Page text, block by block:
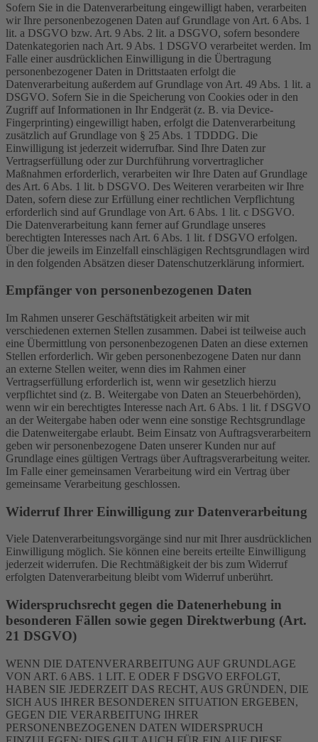
Sofern Sie in die Datenverarbeitung eingewilligt haben, verarbeiten
wir Ihre personenbezogenen Daten auf Grundlage von Art. 6 Abs. 1
lit. a DSGVO bzw. Art. 9 Abs. 2 lit. a DSGVO, sofern besondere
Datenkategorien nach Art. 9 Abs. 1 DSGVO verarbeitet werden. Im
Falle einer ausdrücklichen Einwilligung in die Übertragung
personenbezogener Daten in Drittstaaten erfolgt die
Datenverarbeitung außerdem auf Grundlage von Art. 49 Abs. 1 lit. a
DSGVO. Sofern Sie in die Speicherung von Cookies oder in den
Zugriff auf Informationen in Ihr Endgerät (z. B. via Device-
Fingerprinting) eingewilligt haben, erfolgt die Datenverarbeitung
zusätzlich auf Grundlage von § 25 Abs. 1 TDDDG. Die
Einwilligung ist jederzeit widerrufbar. Sind Ihre Daten zur
Vertragserfüllung oder zur Durchführung vorvertraglicher
Maßnahmen erforderlich, verarbeiten wir Ihre Daten auf Grundlage
des Art. 6 Abs. 1 lit. b DSGVO. Des Weiteren verarbeiten wir Ihre
Daten, sofern diese zur Erfüllung einer rechtlichen Verpflichtung
erforderlich sind auf Grundlage von Art. 6 Abs. 1 lit. c DSGVO.
Die Datenverarbeitung kann ferner auf Grundlage unseres
berechtigten Interesses nach Art. 6 Abs. 1 lit. f DSGVO erfolgen.
Über die jeweils im Einzelfall einschlägigen Rechtsgrundlagen wird
in den folgenden Absätzen dieser Datenschutzerklärung informiert.
Empfänger von personenbezogenen Daten
Im Rahmen unserer Geschäftstätigkeit arbeiten wir mit
verschiedenen externen Stellen zusammen. Dabei ist teilweise auch
eine Übermittlung von personenbezogenen Daten an diese externen
Stellen erforderlich. Wir geben personenbezogene Daten nur dann
an externe Stellen weiter, wenn dies im Rahmen einer
Vertragserfüllung erforderlich ist, wenn wir gesetzlich hierzu
verpflichtet sind (z. B. Weitergabe von Daten an Steuerbehörden),
wenn wir ein berechtigtes Interesse nach Art. 6 Abs. 1 lit. f DSGVO
an der Weitergabe haben oder wenn eine sonstige Rechtsgrundlage
die Datenweitergabe erlaubt. Beim Einsatz von Auftragsverarbeitern
geben wir personenbezogene Daten unserer Kunden nur auf
Grundlage eines gültigen Vertrags über Auftragsverarbeitung weiter.
Im Falle einer gemeinsamen Verarbeitung wird ein Vertrag über
gemeinsame Verarbeitung geschlossen.
Widerruf Ihrer Einwilligung zur Datenverarbeitung
Viele Datenverarbeitungsvorgänge sind nur mit Ihrer ausdrücklichen
Einwilligung möglich. Sie können eine bereits erteilte Einwilligung
jederzeit widerrufen. Die Rechtmäßigkeit der bis zum Widerruf
erfolgten Datenverarbeitung bleibt vom Widerruf unberührt.
Widerspruchsrecht gegen die Datenerhebung in
besonderen Fällen sowie gegen Direktwerbung (Art.
21 DSGVO)
WENN DIE DATENVERARBEITUNG AUF GRUNDLAGE
VON ART. 6 ABS. 1 LIT. E ODER F DSGVO ERFOLGT,
HABEN SIE JEDERZEIT DAS RECHT, AUS GRÜNDEN, DIE
SICH AUS IHRER BESONDEREN SITUATION ERGEBEN,
GEGEN DIE VERARBEITUNG IHRER
PERSONENBEZOGENEN DATEN WIDERSPRUCH